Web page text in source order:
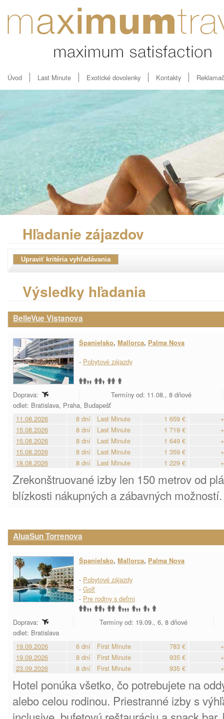
Úvod Last Minute Exotické dovolenky Kontakty
Hľadanie zájazdov
Výsledky hľadania
BelleVue Vistanova
Španielsko, Mallorca, Palma Nova
- Pobytové zájazdy
Doprava:
Termíny od: 11.08., 8 dňové
odlet: Bratislava, Praha, Budapešť
11.08.2026
8 dní Last Minute 1 659 €
15.08.2026
8 dní Last Minute 1 719 €
15.08.2026
8 dní Last Minute 1 649 €
15.08.2026
8 dní Last Minute 1 359 €
18.08.2026
8 dní Last Minute 1 229 €
Zrekonštruované izby len 150 metrov od
blízkosti nákupných a zábavných možností.
AluaSun Torrenova
Španielsko, Mallorca, Palma Nova
- Pobytové zájazdy
- Golf
- Pre rodiny s deťmi
Doprava:
Termíny od: 19.09., 6, 8 dňové
odlet: Bratislava
19.09.2026
6 dní First Minute 783 €
19.09.2026
8 dní First Minute 935 €
23.09.2026
8 dní First Minute 935 €
Hotel ponúka všetko, čo potrebujete na
alebo celou rodinou. Priestranné izby s